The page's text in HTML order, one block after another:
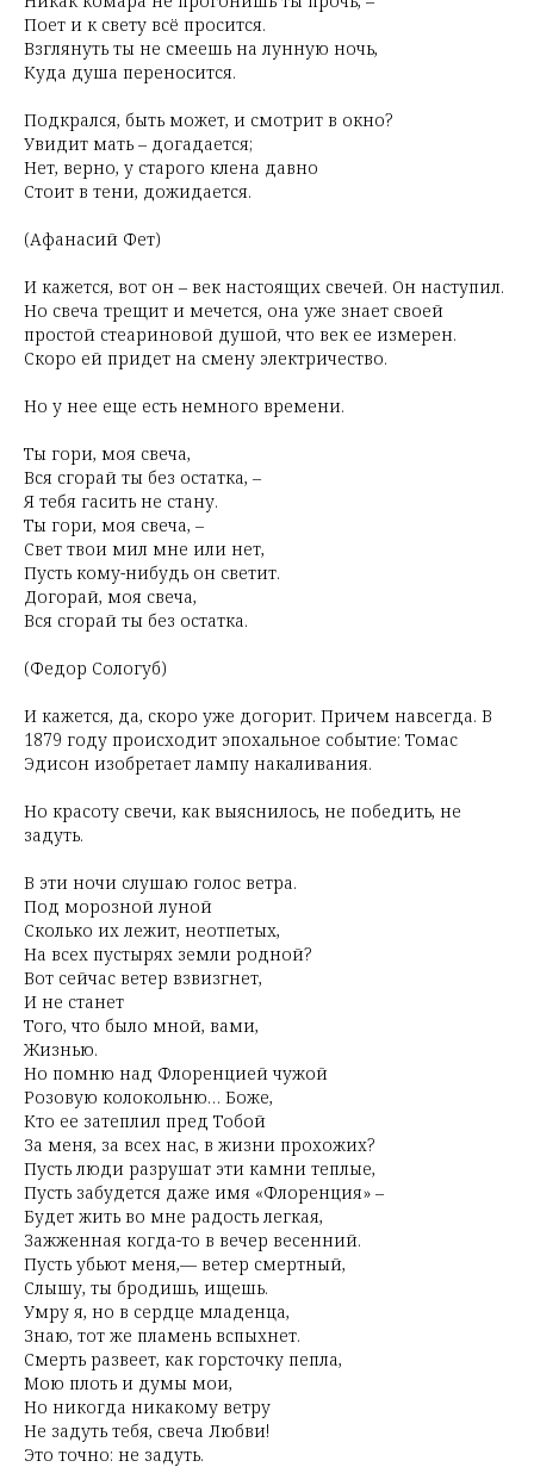
Поет и к свету всё просится.
Взглянуть ты не смеешь на лунную ночь,
Куда душа переносится.
Подкрался, быть может, и смотрит в окно?
Увидит мать – догадается;
Нет, верно, у старого клена давно
Стоит в тени, дожидается.
(Афанасий Фет)
И кажется, вот он – век настоящих свечей. Он наступил.
Но свеча трещит и мечется, она уже знает своей
простой стеариновой душой, что век ее измерен.
Скоро ей придет на смену электричество.
Но у нее еще есть немного времени.
Ты гори, моя свеча,
Вся сгорай ты без остатка, –
Я тебя гасить не стану.
Ты гори, моя свеча, –
Свет твои мил мне или нет,
Пусть кому-нибудь он светит.
Догорай, моя свеча,
Вся сгорай ты без остатка.
(Федор Сологуб)
И кажется, да, скоро уже догорит. Причем навсегда. В
1879 году происходит эпохальное событие: Томас
Эдисон изобретает лампу накаливания.
Но красоту свечи, как выяснилось, не победить, не
задуть.
В эти ночи слушаю голос ветра.
Под морозной луной
Сколько их лежит, неотпетых,
На всех пустырях земли родной?
Вот сейчас ветер взвизгнет,
И не станет
Того, что было мной, вами,
Жизнью.
Но помню над Флоренцией чужой
Розовую колокольню… Боже,
Кто ее затеплил пред Тобой
За меня, за всех нас, в жизни прохожих?
Пусть люди разрушат эти камни теплые,
Пусть забудется даже имя «Флоренция» –
Будет жить во мне радость легкая,
Зажженная когда-то в вечер весенний.
Пусть убьют меня,— ветер смертный,
Слышу, ты бродишь, ищешь.
Умру я, но в сердце младенца,
Знаю, тот же пламень вспыхнет.
Смерть развеет, как горсточку пепла,
Мою плоть и думы мои,
Но никогда никакому ветру
Не задуть тебя, свеча Любви!
Это точно: не задуть.